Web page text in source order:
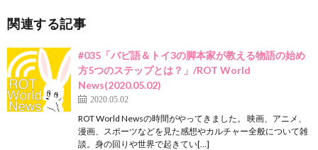
関連する記事
#035「バビ語＆トイ3の脚本家が教える物語の始め
方5つのステップとは？」/ROT World
News(2020.05.02)
2020.05.02
ROT World Newsの時間がやってきました。 映画、アニメ、
漫画、スポーツなどを見た感想やカルチャー全般について雑
談。身の回りや世界で起きてい[…]